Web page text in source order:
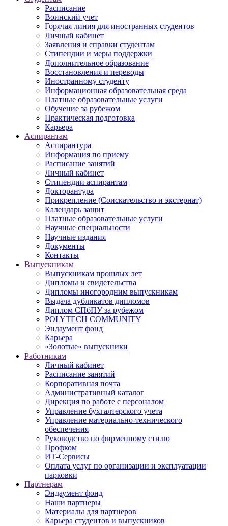
Расписание
Воинский учет
Горячая линия для иностранных студентов
Личный кабинет
Заявления и справки студентам
Стипендии и меры поддержки
Дополнительное образование
Восстановления и переводы
Иностранному студенту
Информационная образовательная среда
Платные образовательные услуги
Обучение за рубежом
Практическая подготовка
Карьера
Аспирантам
Аспирантура
Информация по приему
Расписание занятий
Личный кабинет
Стипендии аспирантам
Докторантура
Прикрепление (Соискательство и экстернат)
Календарь защит
Платные образовательные услуги
Научные специальности
Научные издания
Документы
Контакты
Выпускникам
Выпускникам прошлых лет
Дипломы и свидетельства
Дипломы иногородним выпускникам
Выдача дубликатов дипломов
Диплом СПбПУ за рубежом
POLYTECH COMMUNITY
Эндаумент фонд
Карьера
«Золотые» выпускники
Работникам
Личный кабинет
Расписание занятий
Корпоративная почта
Административный каталог
Дирекция по работе с персоналом
Управление бухгалтерского учета
Управление материально-технического
обеспечения
Руководство по фирменному стилю
Профком
ИТ-Сервисы
Оплата услуг по организации и эксплуатации
парковки
Партнерам
Эндаумент фонд
Наши партнеры
Материалы для партнеров
Карьера студентов и выпускников